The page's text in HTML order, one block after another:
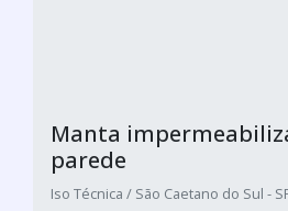
Manta
parede
Iso Técnica / São Caetano do Sul -